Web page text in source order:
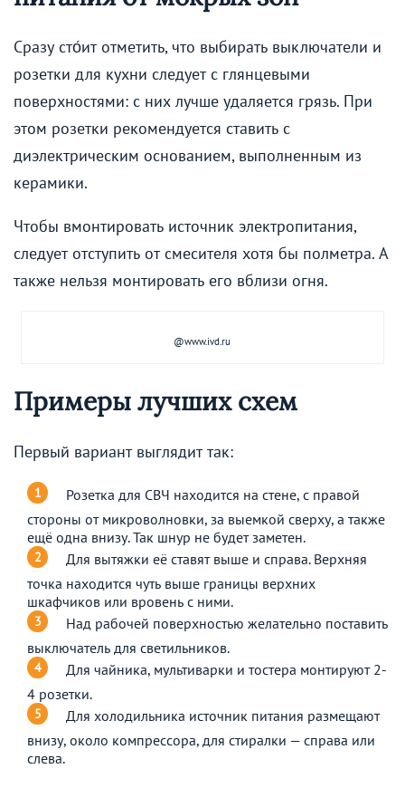
Сразу сто́ит отметить, что выбирать выключатели и
розетки для кухни следует с глянцевыми
поверхностями: с них лучше удаляется грязь. При
этом розетки рекомендуется ставить с
диэлектрическим основанием, выполненным из
керамики.
Чтобы вмонтировать источник электропитания,
следует отступить от смесителя хотя бы полметра. А
также нельзя монтировать его вблизи огня.
@www.ivd.ru
Примеры лучших схем
Первый вариант выглядит так:
Розетка для СВЧ находится на стене, с правой
стороны от микроволновки, за выемкой сверху, а также
ещё одна внизу. Так шнур не будет заметен.
Для вытяжки её ставят выше и справа. Верхняя
точка находится чуть выше границы верхних
шкафчиков или вровень с ними.
Над рабочей поверхностью желательно поставить
выключатель для светильников.
Для чайника, мультиварки и тостера монтируют 2-
4 розетки.
Для холодильника источник питания размещают
внизу, около компрессора, для стиралки — справа или
слева.